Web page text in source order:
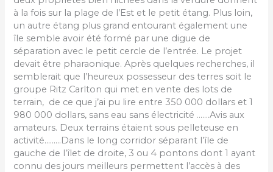
à la fois sur la plage de l’Est et le petit étang. Plus loin,
un autre étang plus grand entourant également une
île semble avoir été formé par une digue de
séparation avec le petit cercle de l’entrée. Le projet
devait être pharaonique. Après quelques recherches, il
semblerait que l’heureux possesseur des terres soit le
groupe Ritz Carlton qui met en vente des lots de
terrain, de ce que j’ai pu lire entre 350 000 dollars et 1
980 000 dollars, sans eau sans électricité …….Avis aux
amateurs. Deux terrains étaient sous pelleteuse en
activité………Dans le long corridor séparant l’île de
gauche de l’îlet de droite, 3 ou 4 pontons dont 1 ayant
connu des jours meilleurs permettent l’accès à des